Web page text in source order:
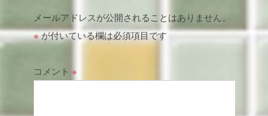
メールアドレスが公開されることはありません。
※が付いている欄は必須項目です
コメント ※